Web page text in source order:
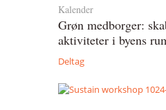
Om Sager der Samler
Kalender
Grøn medborger:
aktiviteter i byens
Deltag